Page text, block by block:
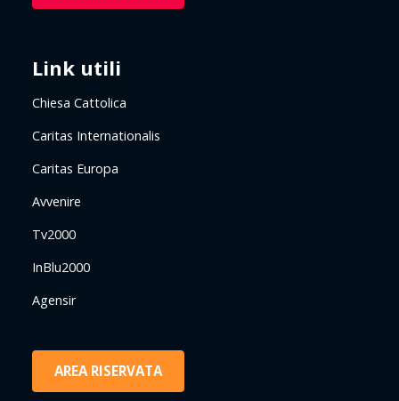
Link utili
Chiesa Cattolica
Caritas Internationalis
Caritas Europa
Avvenire
Tv2000
InBlu2000
Agensir
AREA RISERVATA